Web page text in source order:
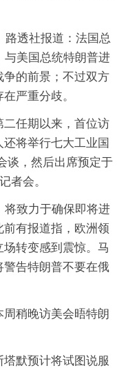
透社报道：法国总
与美国总统特朗普进
的前景；不过双方
严重分歧。
任期以来，首位访
将举行七大工业国
谈，然后出席预定于
者会。
致力于确保即将进
有报道指，欧洲领
转变感到震惊。马
告特朗普不要在俄
稍晚访美会晤特朗
默预计将试图说服